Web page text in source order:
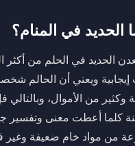
الحديد في المنام؟
الحديد في الحلم من أكثر
إيجابية ويعني أن الحالم
وكثير من الأموال، وبالتالي
كلما أعطت معنى وتفسير
من مواد خام ضعيفة وغير